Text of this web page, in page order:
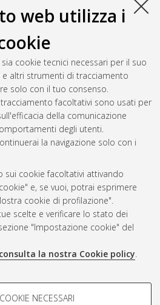
web utilizza i
cookie tecnici necessari per il suo
altri strumenti di tracciamento
solo con il tuo consenso.
facoltativi sono usati per
della comunicazione
degli utenti.
la navigazione solo con i
sui cookie facoltativi attivando
e, se vuoi, potrai esprimere
cookie di profilazione".
scelte e verificare lo stato dei
"Impostazione cookie" del
consulta la nostra Cookie policy.
-
NECESSARI
o indirettamente commerciale.
materiale è riservato
Contatta l'autore
del documento: